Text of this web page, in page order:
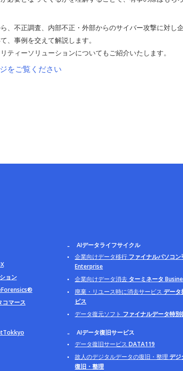
、不正調査、内部不正・外部からのサイバー攻撃に対し
、事例を交えて解説します。
ティーソリューションについてもご紹介いたします。
をご覧ください
ョン
マース
AIデータライフサイクル
企業向けデータ移行 ファイナルパソコン
Enterprise
企業向けデータ消去 ターミネータ
廃棄・リユース時に消去サービス データ
ビス
データ復元ソフト ファイナルデータ特別
AIデータ復旧サービス
データ復旧サービス DATA119
故人のデジタルデータの復旧・整理 デジ
復旧・整理